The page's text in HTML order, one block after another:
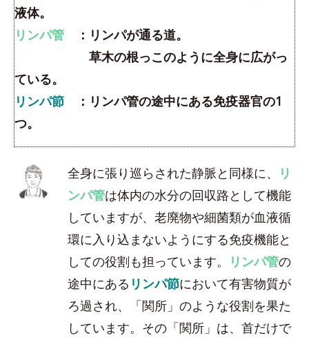
液体。
リンパ管 ：リンパが通る道。
草木の根っこのように全身に広がっ
ている。
リンパ節 ：リンパ管の途中にある免疫器官の1
つ。
全身に張り巡らされた静脈と同様に、
リ
ンパ管は体内の水分の回収路として機能
していますが、老廃物や細菌類が血液循
環に入り込まないようにする免疫機能と
しての役割も担っています。
リンパ管の
途中にある リンパ節において有害物質が
ろ過され、「関所」のような役割を果た
しています。その「関所」は、首だけで